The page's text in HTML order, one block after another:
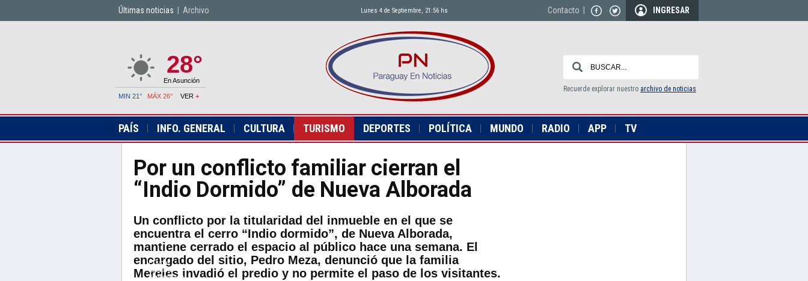
Últimas noticias Archivo Lunes 4 de Septiembre, 21:56 hs INGRESAR
Contacto
28°
En Asunción
MIN 21° MÁX 26° VER+
Recuerde explorar nuestro archivo de noticias
PAÍS INFO. GENERAL CULTURA TURISMO DEPORTES POLÍTICA MUNDO RADIO APP TV
Por un conflicto familiar cierran el
“Indio Dormido” de Nueva Alborada
Un conflicto por la titularidad del inmueble en el que se
encuentra el cerro “Indio dormido”, de Nueva Alborada,
mantiene cerrado el espacio al público hace una semana. El
encargado del sitio, Pedro Meza, denunció que la familia
Mereles invadió el predio y no permite el paso de los visitantes.
El lugar
turistico
denominado